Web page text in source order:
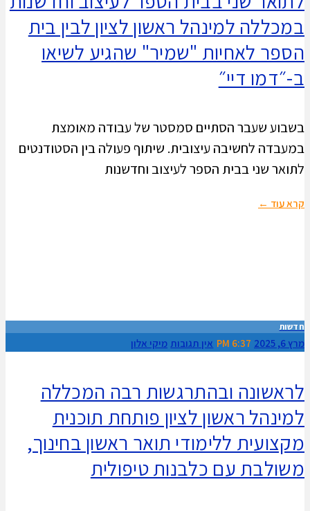
במכללה למינהל ראשון לציון לבין בית
הספר לאחיות "שמיר" שהגיע לשיאו
ב-״דמו דיי״
בשבוע שעבר הסתיים סמסטר של עבודה מאומצת
במעבדה לחשיבה עיצובית. שיתוף פעולה בין הסטודנטים
לתואר שני בבית הספר לעיצוב וחדשנות
קרא עוד ←
חדשות
מרץ 6, 2025 6:37 PM אין תגובות מיקי אלון
לראשונה ובהתרגשות רבה המכללה
למינהל ראשון לציון פותחת תוכנית
מקצועית ללימודי תואר ראשון בחינוך,
משולבת עם כלבנות טיפולית